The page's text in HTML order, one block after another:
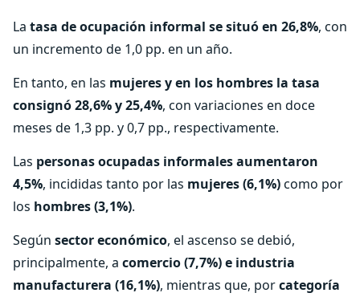
La tasa de ocupación informal se situó en 26,8%, con
un incremento de 1,0 pp. en un año.
En tanto, en las mujeres y en los hombres la tasa
consignó 28,6% y 25,4%, con variaciones en doce
meses de 1,3 pp. y 0,7 pp., respectivamente.
Las personas ocupadas informales aumentaron
4,5%, incididas tanto por las mujeres (6,1%)como por
los hombres (3,1%).
Según sector económico, el ascenso se debió,
principalmente, a comercio (7,7%) e industria
manufacturera (16,1%), mientras que, porcategoría